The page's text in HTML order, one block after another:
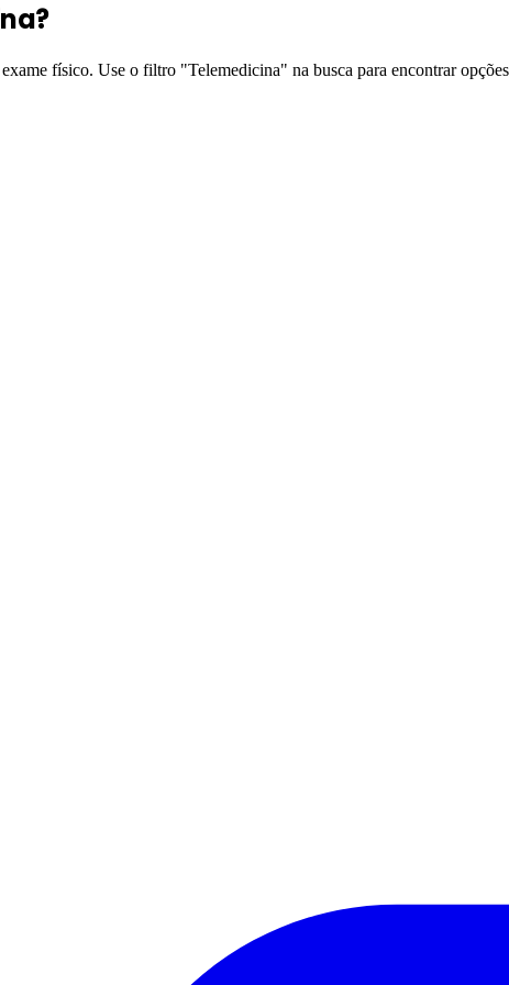
físico. Use o filtro "Telemedicina" na busca para encontrar